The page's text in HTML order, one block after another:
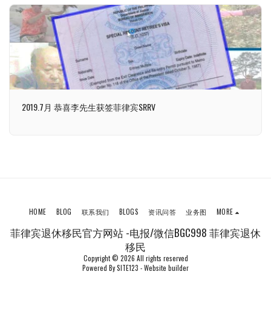
2019.7月 恭喜李先生获签菲律宾SRRV
菲律宾退休移民官方网站 -电报/微信BGC998 菲律宾退休
移民
Copyright © 2026 All rights reserved
Powered BySITE123 -Website builder
HOME BLOG 联系我们 BLOGS 资讯问答 业务图 MORE